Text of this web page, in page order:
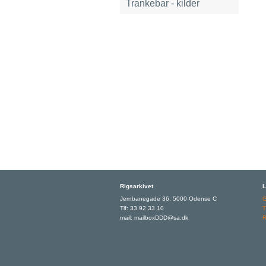
Trankebar - kilder
Rigsarkivet
Jernbanegade 36, 5000 Odense C
Tlf: 33 92 33 10
mail: mailboxDDD@sa.dk